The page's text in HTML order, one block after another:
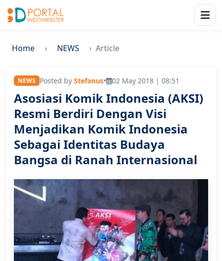
Home NEWS Article
NEWS Posted by Stefanus• 02 May 2018 | 08:51
Asosiasi Komik Indonesia (AKSI)
Resmi Berdiri Dengan Visi
Menjadikan Komik Indonesia
Sebagai Identitas Budaya
Bangsa di Ranah Internasional